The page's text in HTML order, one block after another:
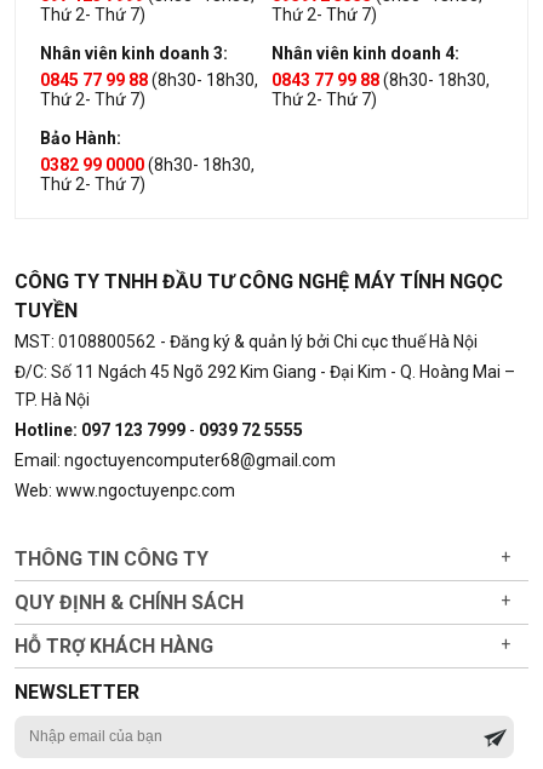
Thứ 2- Thứ 7)
Thứ 2- Thứ 7)
Nhân viên kinh doanh 3:
0845 77 99 88(8h30- 18h30,
Thứ 2- Thứ 7)
Nhân viên kinh doanh 4:
0843 77 99 88(8h30- 18h30,
Thứ 2- Thứ 7)
Bảo Hành:
0382 99 0000(8h30- 18h30,
Thứ 2- Thứ 7)
CÔNG TY TNHH ĐẦU TƯ CÔNG NGHỆ MÁY TÍNH NGỌC
TUYỀN
MST: 0108800562 - Đăng ký & quản lý bởi Chi cục thuế Hà Nội
Đ/C: Số 11 Ngách 45 Ngõ 292 Kim Giang - Đại Kim - Q. Hoàng Mai –
TP. Hà Nội
Hotline: 097 123 7999 - 0939 72 5555
Email: ngoctuyencomputer68@gmail.com
Web: www.ngoctuyenpc.com
THÔNG TIN CÔNG TY +
QUY ĐỊNH & CHÍNH SÁCH +
HỖ TRỢ KHÁCH HÀNG +
NEWSLETTER